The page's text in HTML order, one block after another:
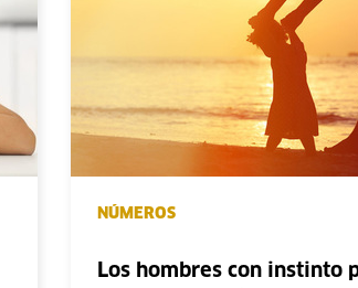
NÚMEROS
Los hombres con instinto